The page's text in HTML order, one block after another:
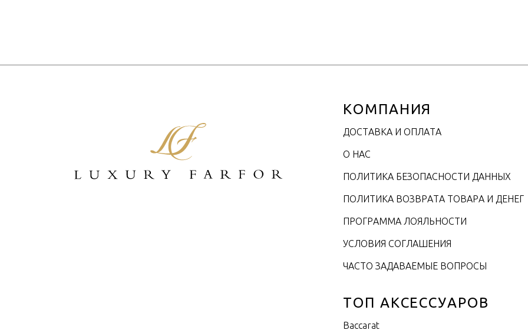
КОМПАНИЯ
ДОСТАВКА И ОПЛАТА
О НАС
ПОЛИТИКА БЕЗОПАСНОСТИ ДАННЫХ
ПОЛИТИКА ВОЗВРАТА ТОВАРА И ДЕНЕГ
ПРОГРАММА ЛОЯЛЬНОСТИ
УСЛОВИЯ СОГЛАШЕНИЯ
ЧАСТО ЗАДАВАЕМЫЕ ВОПРОСЫ
ТОП АКСЕССУАРОВ
Baccarat